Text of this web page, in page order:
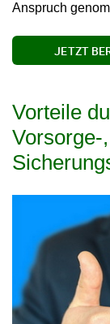
Anspruch
JETZT
Vorteile
Vorsorge-